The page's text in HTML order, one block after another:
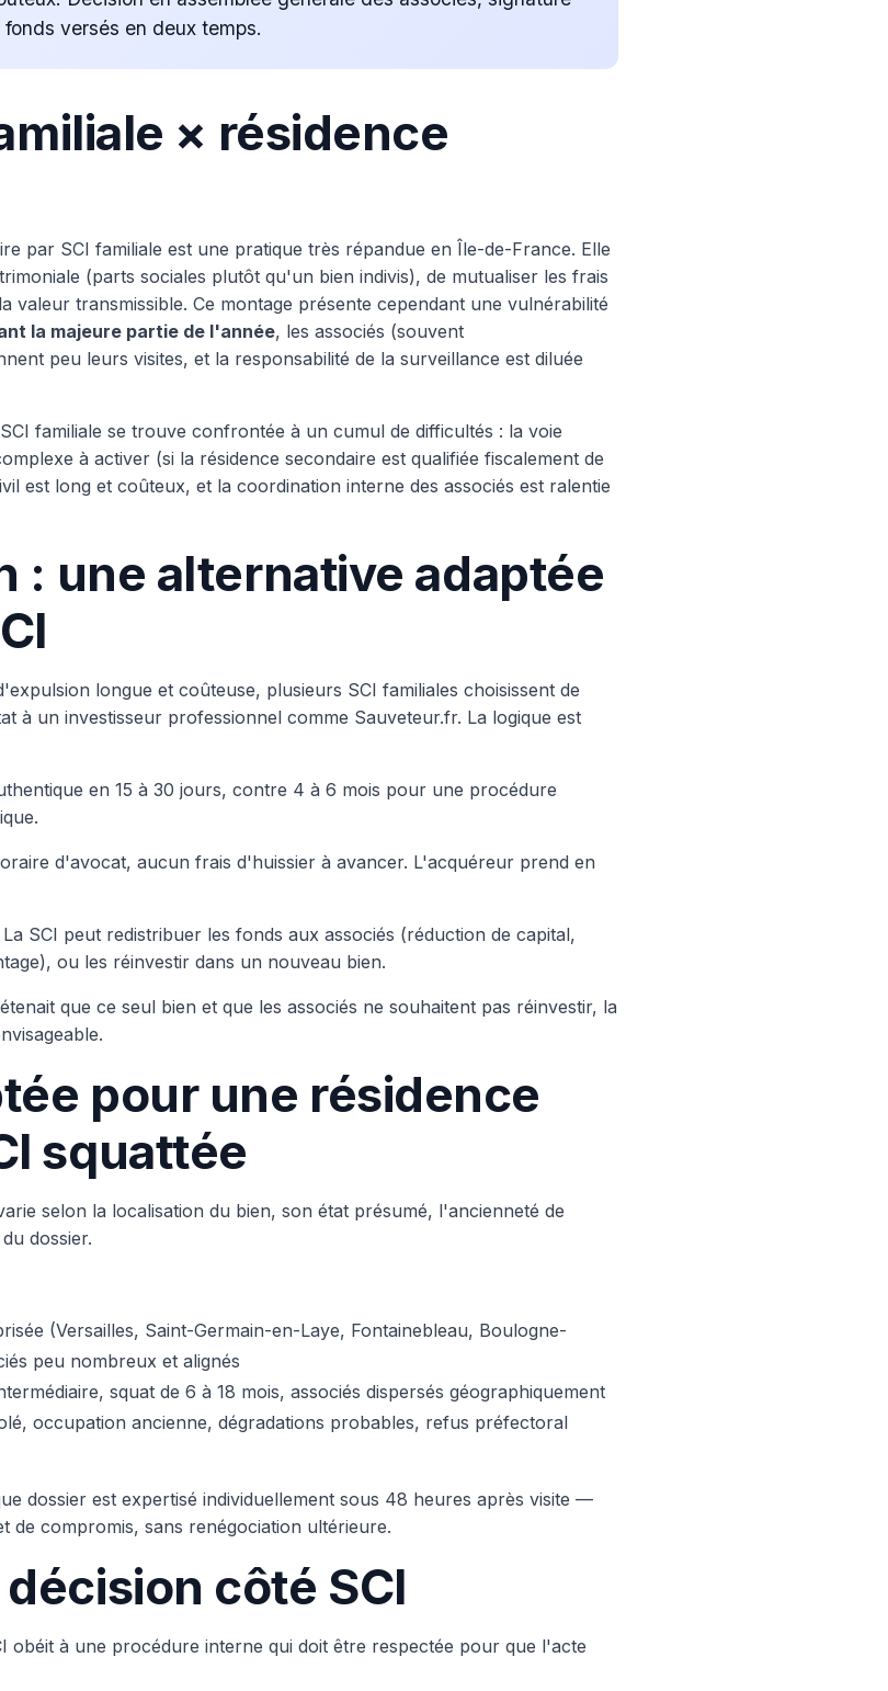
versés en deux temps.
× résidence
par SCI familiale est une pratique très répandue en Île-de-France. Elle
(parts sociales plutôt qu'un bien indivis), de mutualiser les frais
valeur transmissible. Ce montage présente cependant une vulnérabilité
la majeure partie de l'année, les associés (souvent
peu leurs visites, et la responsabilité de la surveillance est diluée
familiale se trouve confrontée à un cumul de difficultés : la voie
à activer (si la résidence secondaire est qualifiée fiscalement de
est long et coûteux, et la coordination interne des associés est ralentie
: une alternative adaptée
longue et coûteuse, plusieurs SCI familiales choisissent de
à un investisseur professionnel comme Sauveteur.fr. La logique est
en 15 à 30 jours, contre 4 à 6 mois pour une procédure
d'avocat, aucun frais d'huissier à avancer. L'acquéreur prend en
La SCI peut redistribuer les fonds aux associés (réduction de capital,
ou les réinvestir dans un nouveau bien.
que ce seul bien et que les associés ne souhaitent pas réinvestir, la
pour une résidence
squattée
selon la localisation du bien, son état présumé, l'ancienneté de
dossier.
(Versailles, Saint-Germain-en-Laye, Fontainebleau, Boulogne-
peu nombreux et alignés
squat de 6 à 18 mois, associés dispersés géographiquement
occupation ancienne, dégradations probables, refus préfectoral
dossier est expertisé individuellement sous 48 heures après visite —
de compromis, sans renégociation ultérieure.
côté SCI
obéit à une procédure interne qui doit être respectée pour que l'acte